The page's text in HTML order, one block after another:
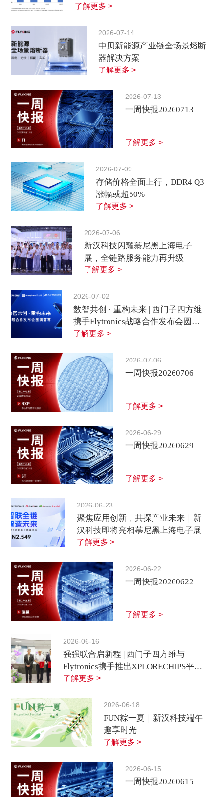
长
了解更多 >
2026-07-14
中贝新能源产业链全场景熔断
器解决方案
了解更多 >
2026-07-13
一周快报20260713
了解更多 >
2026-07-09
存储价格全面上行，DDR4 Q3
涨幅或超50%
了解更多 >
2026-07-06
新汉科技闪耀慕尼黑上海电子
展，全链路服务能力再升级
了解更多 >
2026-07-02
数智共创 · 重构未来 | 西门子四方维
携手Flytronics战略合作发布会圆满
落幕
了解更多 >
2026-07-06
一周快报20260706
了解更多 >
2026-06-29
一周快报20260629
了解更多 >
2026-06-23
聚焦应用创新，共探产业未来｜新
汉科技即将亮相慕尼黑上海电子展
了解更多 >
2026-06-22
一周快报20260622
了解更多 >
2026-06-16
强强联合启新程 | 西门子四方维与
Flytronics携手推出XPLORECHIPS平
台，赋能半导体行业高质量发展
了解更多 >
2026-06-18
FUN粽一夏｜新汉科技端午
趣享时光
了解更多 >
2026-06-15
一周快报20260615